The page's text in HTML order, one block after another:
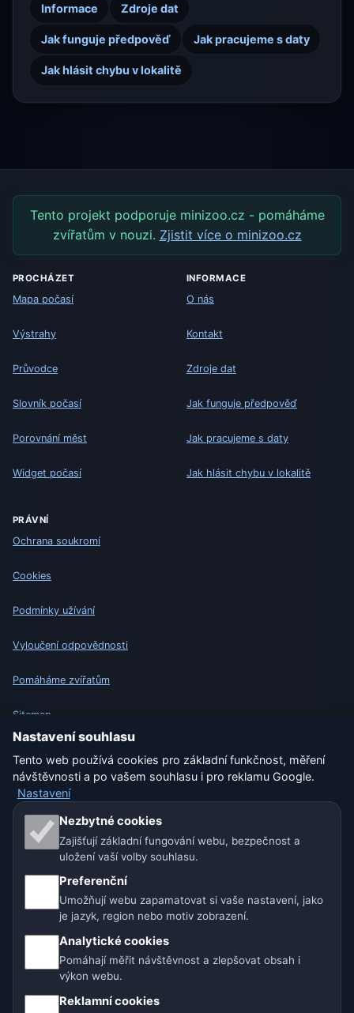
Informace Zdroje dat
Jak funguje předpověď Jak pracujeme s daty
Jak hlásit chybu v lokalitě
Tento projekt podporuje minizoo.cz - pomáháme
zvířatům v nouzi. Zjistit více o minizoo.cz
PROCHÁZET
Mapa počasí
Výstrahy
Průvodce
Slovník počasí
Porovnání měst
Widget počasí
INFORMACE
O nás
Kontakt
Zdroje dat
Jak funguje předpověď
Jak pracujeme s daty
Jak hlásit chybu v lokalitě
PRÁVNÍ
Ochrana soukromí
Cookies
Podmínky užívání
Vyloučení odpovědnosti
Pomáháme zvířatům
Sitemap
Nastavení
Naše weby o počasí:
🇨🇿 Česko 🇭🇷 Chorvatsko 🇧🇬 Bulharsko
🇩🇪🇦🇹🇨🇭 Německo / Rakousko / Švýcarsko
🌎 Latinská Amerika a Španělsko
🇮🇳 Jižní a jihovýchodní Asie
Provozovatel: Spolek Minizoo.cz z.s. | IČO: 21135550 |
info@pocasi.online
Nastavení souhlasu
Tento web používá cookies pro základní funkčnost, měření
návštěvnosti a po vašem souhlasu i pro reklamu Google.
Nastavení
Nezbytné cookies
Zajišťují základní fungování webu, bezpečnost a
uložení vaší volby souhlasu.
Preferenční
Umožňují webu zapamatovat si vaše nastavení, jako
je jazyk, region nebo motiv zobrazení.
Analytické cookies
Pomáhají měřit návštěvnost a zlepšovat obsah i
výkon webu.
Reklamní cookies